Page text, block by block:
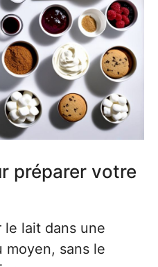
préparer votre
le lait dans une
moyen, sans le